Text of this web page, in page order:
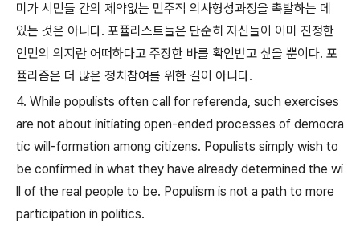
미가 시민들 간의 제약없는 민주적 의사형성과정을 촉발하는 데
있는 것은 아니다. 포퓰리스트들은 단순히 자신들이 이미 진정한
인민의 의지란 어떠하다고 주장한 바를 확인받고 싶을 뿐이다. 포
퓰리즘은 더 많은 정치참여를 위한 길이 아니다.
4. While populists often call for referenda, such exercises
are not about initiating open-ended processes of democra
tic will-formation among citizens. Populists simply wish to
be confirmed in what they have already determined the wi
ll of the real people to be. Populism is not a path to more
participation in politics.